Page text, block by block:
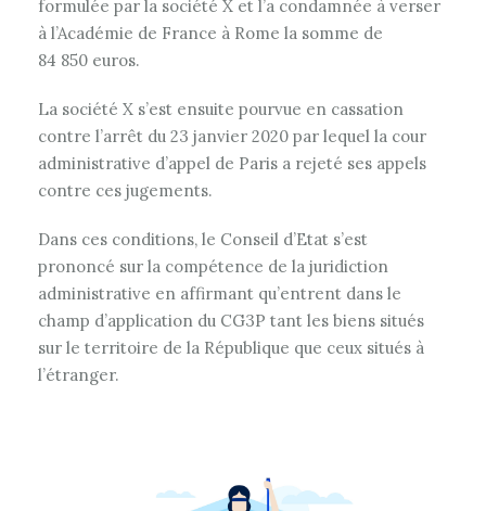
formulée par la société X et l’a condamnée à verser
à l’Académie de France à Rome la somme de
84 850 euros.
La société X s’est ensuite pourvue en cassation
contre l’arrêt du 23 janvier 2020 par lequel la cour
administrative d’appel de Paris a rejeté ses appels
contre ces jugements.
Dans ces conditions, le Conseil d’Etat s’est
prononcé sur la compétence de la juridiction
administrative en affirmant qu’entrent dans le
champ d’application du CG3P tant les biens situés
sur le territoire de la République que ceux situés à
l’étranger.